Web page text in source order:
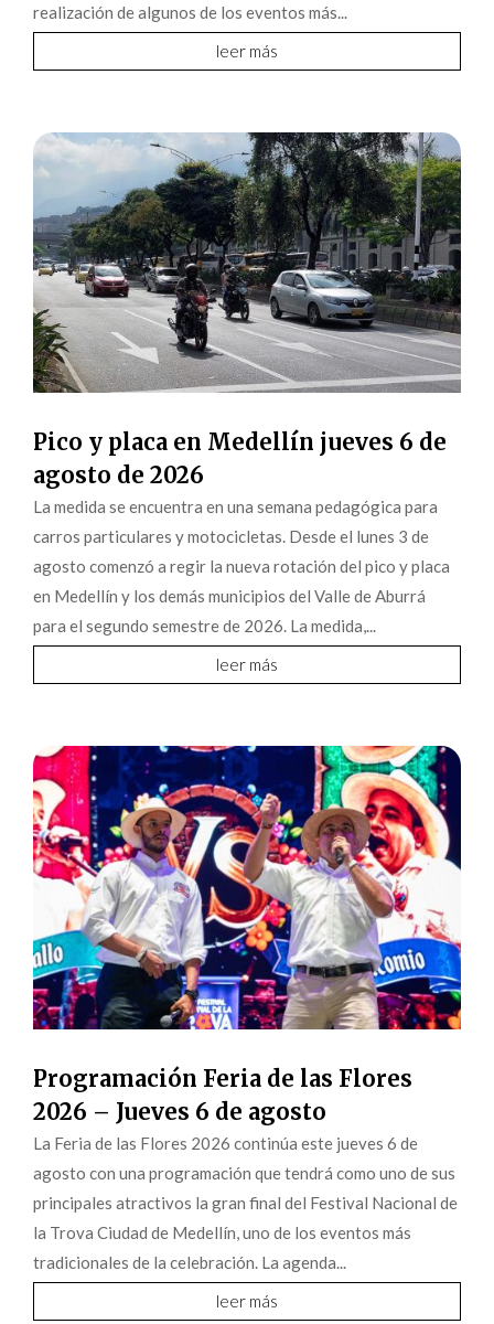
realización de algunos de los eventos más...
leer más
Pico y placa en Medellín jueves 6 de
agosto de 2026
La medida se encuentra en una semana pedagógica para
carros particulares y motocicletas. Desde el lunes 3 de
agosto comenzó a regir la nueva rotación del pico y placa
en Medellín y los demás municipios del Valle de Aburrá
para el segundo semestre de 2026. La medida,...
leer más
Programación Feria de las Flores
2026 – Jueves 6 de agosto
La Feria de las Flores 2026 continúa este jueves 6 de
agosto con una programación que tendrá como uno de sus
principales atractivos la gran final del Festival Nacional de
la Trova Ciudad de Medellín, uno de los eventos más
tradicionales de la celebración. La agenda...
leer más